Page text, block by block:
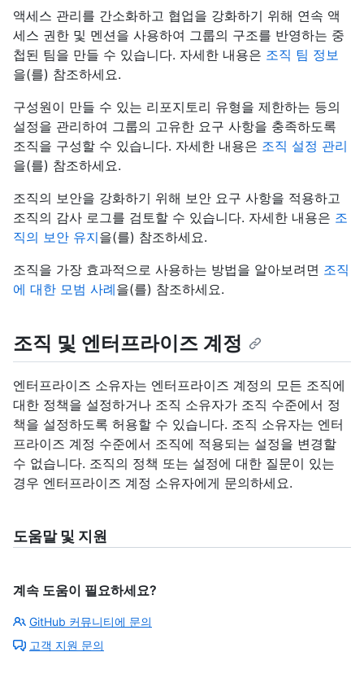
액세스 관리를 간소화하고 협업을 강화하기 위해 연속 액
세스 권한 및 멘션을 사용하여 그룹의 구조를 반영하는 중
첩된 팀을 만들 수 있습니다. 자세한 내용은 조직 팀 정보
을(를) 참조하세요.
구성원이 만들 수 있는 리포지토리 유형을 제한하는 등의
설정을 관리하여 그룹의 고유한 요구 사항을 충족하도록
조직을 구성할 수 있습니다. 자세한 내용은 조직 설정 관리
을(를) 참조하세요.
조직의 보안을 강화하기 위해 보안 요구 사항을 적용하고
조직의 감사 로그를 검토할 수 있습니다. 자세한 내용은 조
직의 보안 유지을(를) 참조하세요.
조직을 가장 효과적으로 사용하는 방법을 알아보려면 조직
에 대한 모범 사례을(를) 참조하세요.
조직 및 엔터프라이즈 계정
엔터프라이즈 소유자는 엔터프라이즈 계정의 모든 조직에
대한 정책을 설정하거나 조직 소유자가 조직 수준에서 정
책을 설정하도록 허용할 수 있습니다. 조직 소유자는 엔터
프라이즈 계정 수준에서 조직에 적용되는 설정을 변경할
수 없습니다. 조직의 정책 또는 설정에 대한 질문이 있는
경우 엔터프라이즈 계정 소유자에게 문의하세요.
도움말 및 지원
계속 도움이 필요하세요?
GitHub 커뮤니티에 문의
고객 지원 문의